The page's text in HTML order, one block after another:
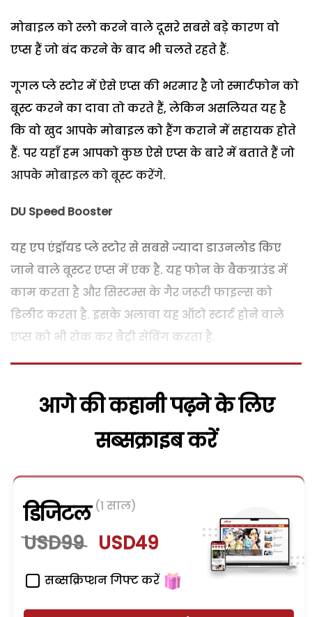
मोबाइल को स्लो करने वाले दूसरे सबसे बड़े कारण वो
एप्स हैं जो बंद करने के बाद भी चलते रहते हैं.
गूगल प्ले स्टोर में ऐसे एप्स की भरमार है जो स्मार्टफोन को
बूस्ट करने का दावा तो करते हैं, लेकिन असलियत यह है
कि वो खुद आपके मोबाइल को हैंग कराने में सहायक होते
हैं. पर यहाँ हम आपको कुछ ऐसे एप्स के बारे में बताते हैं जो
आपके मोबाइल को बूस्ट करेंगे.
DU Speed Booster
यह एप एंड्रॉयड प्ले स्टोर से सबसे ज्यादा डाउनलोड किए
जाने वाले बूस्टर एप्स में एक है. यह फोन के बैकग्राउंड में
काम करता है और सिस्टम्स के गैर जरूरी फाइल्स को
डिलीट करता है. इसके अलावा यह ऑटो स्टार्ट होने वाले
एप्स को भी रोक कर बैट्री सेविंग करता है.
आगे की कहानी पढ़ने के लिए
सब्सक्राइब करें
डिजिटल (1 साल)
USD99 USD49
सब्सक्रिप्शन गिफ्ट करें